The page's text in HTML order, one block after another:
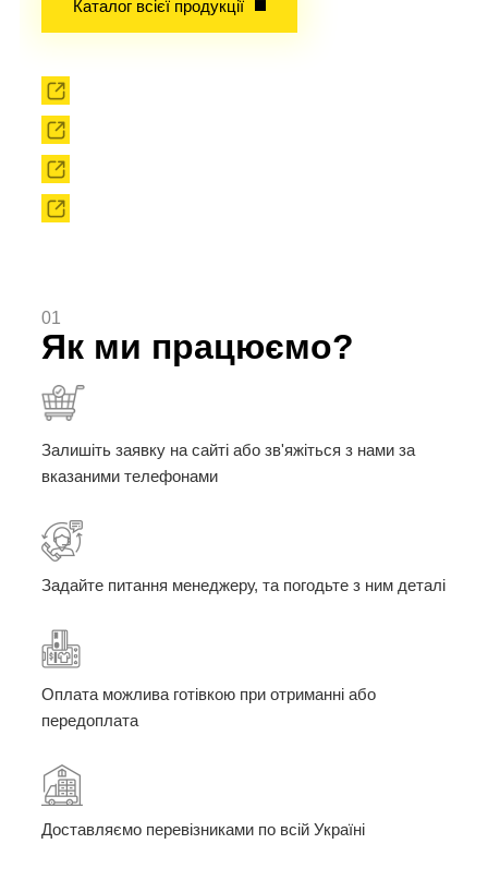
Каталог всієї продукції
01
Як ми працюємо?
Залишіть заявку на сайті або зв'яжіться з нами за
вказаними телефонами
Задайте питання менеджеру, та погодьте з ним деталі
Оплата можлива готівкою при отриманні або
передоплата
Доставляємо перевізниками по всій Україні